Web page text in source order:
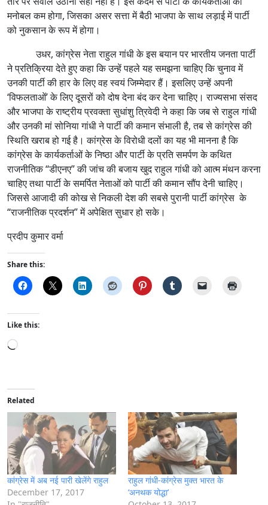
मनोबल कम होगा, जिसका असर सत्ता में बैठी भाजपा के साथ लड़ाई में पार्टी
को नुकसान के रूप में होगा।
उधर, कांग्रेस नेता राहुल गांधी के इस बयान पर भारतीय जनता पार्टी
ने प्रतिक्रिया देते हुए कहा कि उन्हें पहले यह समझना चाहिए कि चुनाव में
उनकी पार्टी की हार के लिए वह स्वयं जिम्मेदार हैं। इसलिए उन्हें अपनी
‘विफलताओं’ के लिए दूसरों को दोष देना बंद कर देना चाहिए। राज्यसभा संसद
और भाजपा के राष्ट्रीय प्रवक्ता सुधांशु त्रिवेदी ने कहा कि जब से राहुल गांधी
और उनकी मां सोनिया गांधी ने पार्टी की कमान संभाली है, तब से कांग्रेस की
स्थिति खराब हो गई है। कांग्रेस के विरोधी दलों का यह भी मानना है कि
कांग्रेस के कार्यकर्ताओं के निष्ठा और पार्टी के प्रति समर्पण के कथित
राजनीतिक “डीएनए” की जांच की बजाय खुद राहुल गांधी को आत्म मंथन करना
चाहिए तथा पार्टी के समर्पित नेताओं को पार्टी की कमान सौंप देनी चाहिए।
जिससे आजादी की कोख से निकली देश की सबसे पुरानी पार्टी कांग्रेस के
“राजनीतिक प्रदर्शन” में अपेक्षित सुधार हो सके।
प्रदीप कुमार वर्मा
Share this:
Like this:
L
d
i
n
g
…
Related
कांग्रेस में अब नई पारी खेलेंगे राहुल
December 17, 2017
राहुल गांधी-कांग्रेस मुक्त भारत के
‘अनथक योद्धा’